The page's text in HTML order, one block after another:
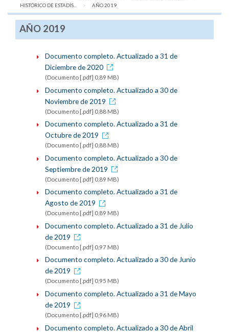
HISTÓRICO DE ESTADÍS...
AQUÍ:
AÑO 2019
AÑO 2019
Documento completo. Actualizado a 31 de
Diciembre de 2020
(Documento [.pdf] 0,89 MB)
Documento completo. Actualizado a 30 de
Noviembre de 2019
(Documento [.pdf] 0,88 MB)
Documento completo. Actualizado a 31 de
Octubre de 2019
(Documento [.pdf] 0,88 MB)
Documento completo. Actualizado a 30 de
Septiembre de 2019
(Documento [.pdf] 0,89 MB)
Documento completo. Actualizado a 31 de
Agosto de 2019
(Documento [.pdf] 0,89 MB)
Documento completo. Actualizado a 31 de Julio
de 2019
(Documento [.pdf] 0,97 MB)
Documento completo. Actualizado a 30 de Junio
de 2019
(Documento [.pdf] 0,95 MB)
Documento completo. Actualizado a 31 de Mayo
de 2019
(Documento [.pdf] 0,96 MB)
Documento completo. Actualizado a 30 de Abril